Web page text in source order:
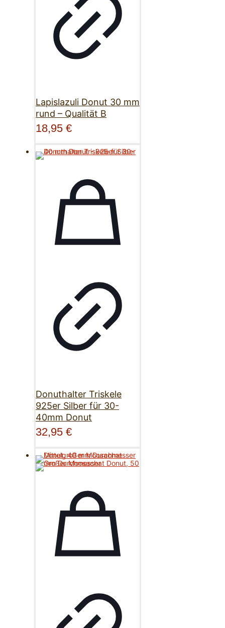
Lapislazuli Donut 30 mm
rund – Qualität B
18,95 €
Donuthalter Triskele
925er Silber für 30-
40mm Donut
32,95 €